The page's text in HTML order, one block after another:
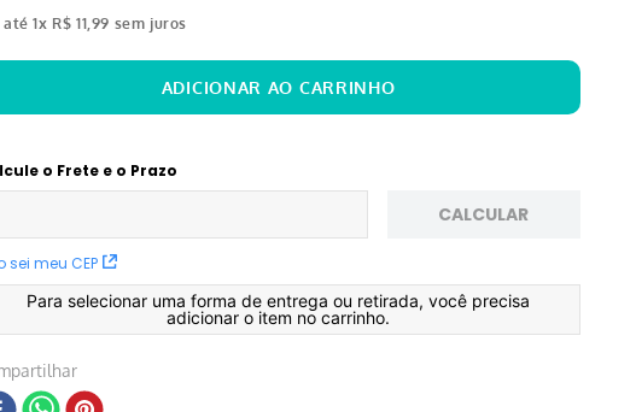
até1x R$ 11,99 sem juros
o Frete e o Prazo
sei meu CEP
CALCULAR
Para selecionar uma forma de entrega ou retirada, você precisa
adicionar o item no carrinho.